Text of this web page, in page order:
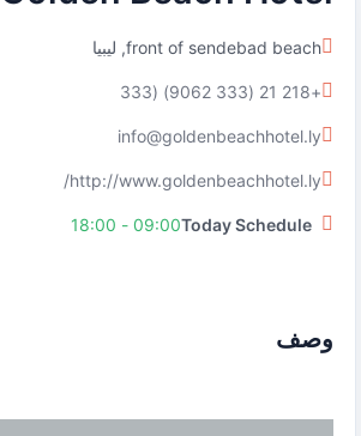
front of sendebad beach, ليبيا
+218 21 (333 9062) (333
info@goldenbeachhotel.ly
http://www.goldenbeachhotel.ly/
Today Schedule
09:00 - 18:00
وصف